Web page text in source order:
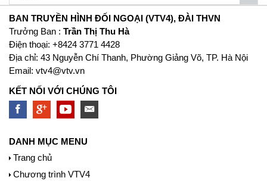
BAN TRUYỀN HÌNH ĐỐI NGOẠI (VTV4), ĐÀI THVN
Trưởng Ban : Trần Thị Thu Hà
Ðiện thoại: +8424 3771 4428
Địa chỉ: 43 Nguyễn Chí Thanh, Phường Giảng Võ, TP. Hà Nội
Email: vtv4@vtv.vn
KẾT NỐI VỚI CHÚNG TÔI
DANH MỤC MENU
Trang chủ
Chương trình VTV4